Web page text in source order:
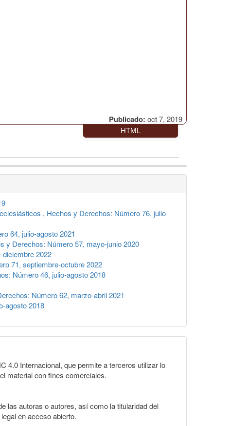
Publicado: oct 7, 2019
HTML
, Hechos y Derechos: Número 76, julio-
64, julio-agosto 2021
y Derechos: Número 57, mayo-junio 2020
2022
71, septiembre-octubre 2022
Número 46, julio-agosto 2018
Número 62, marzo-abril 2021
agosto 2018
4.0 Internacional, que permite a terceros utilizar lo
material con fines comerciales.
las autoras o autores, así como la titularidad del
en acceso abierto.